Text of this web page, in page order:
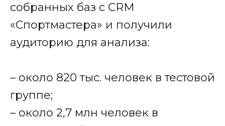
собранных баз с CRM
«Спортмастера» и получили
аудиторию для анализа:
– около 820 тыс. человек в тестовой
группе;
– около 2,7 млн человек в